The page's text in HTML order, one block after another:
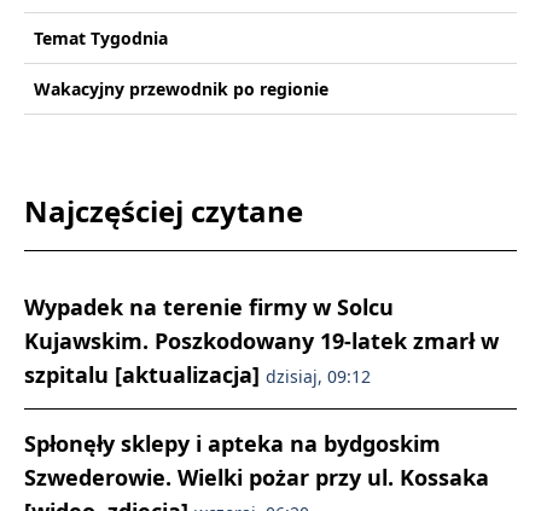
Temat Tygodnia
Wakacyjny przewodnik po regionie
Najczęściej czytane
Wypadek na terenie firmy w Solcu
Kujawskim. Poszkodowany 19-latek zmarł w
szpitalu [aktualizacja] dzisiaj, 09:12
Spłonęły sklepy i apteka na bydgoskim
Szwederowie. Wielki pożar przy ul. Kossaka